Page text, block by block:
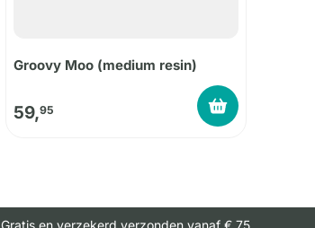
Groovy Moo (medium resin)
59,95
Gratis en verzekerd verzonden vanaf € 75